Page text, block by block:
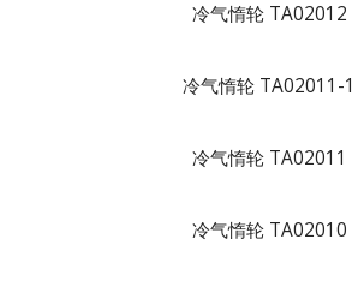
冷气惰轮 TA02012
冷气惰轮 TA02011-1
冷气惰轮 TA02011
冷气惰轮 TA02010